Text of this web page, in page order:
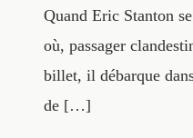
Quand Eric Stanton
où, passager
billet, il débarque
de […]